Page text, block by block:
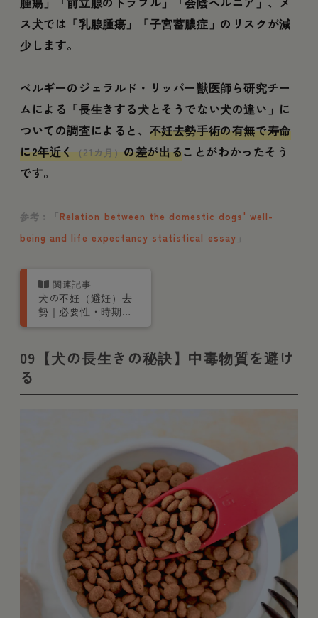
ス犬では「乳腺腫瘍」「子宮蓄膿症」のリスクが減
少します。
ベルギーのジェラルド・リッパー獣医師ら研究チー
ムによる「長生きする犬とそうでない犬の違い」に
ついての調査によると、 不妊去勢手術の有無で寿命
に2年近く（21カ月）の差が出ることがわかったそう
です。
参考︰「Relation between the domestic dogs' well-
being and life expectancy statistical essay
犬の不妊（避妊）去
勢｜必要性・時期・
メリット・デメリッ
医師が解説
09【犬の長生きの秘訣】中毒物質を避け
る